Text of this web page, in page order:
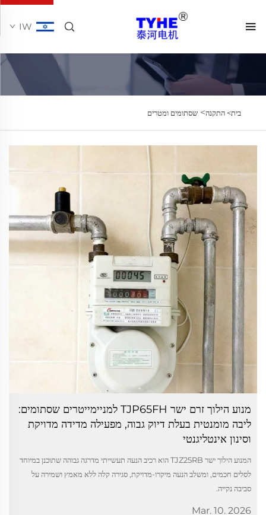
IW
בית> התקנה> שסתומים ומטרים
מנוע הילוך זרם ישר TJP65FH למניימייטרים שסתומים:
ליבה מומנטית בעלת דיוק גבוה, מפעילה מדידה מדויקת
וסינון אינטליגנטי
המנוע הילוך ישר TJZ25RB הוא רכיב הנעה תעשייתי מדרגה גבוהה שתוכנן במיוחד
לסלים חכמים, ומשלב הנעה מיקרו-מדויקת, סגירה קלה ללא מאמץ ושמירה על
סביבה נקייה.
Mar. 10. 2026